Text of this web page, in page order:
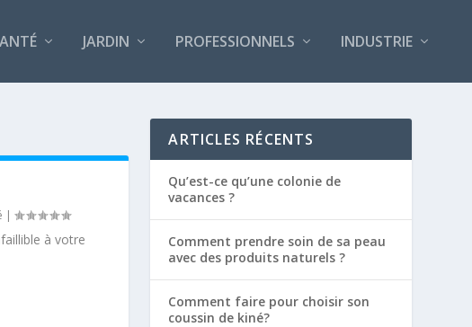
JARDIN PROFESSIONNELS INDUSTRIE
|
à votre
ARTICLES RÉCENTS
Qu’est-ce qu’une colonie de
vacances ?
Comment prendre soin de sa peau
avec des produits naturels ?
Comment faire pour choisir son
coussin de kiné?